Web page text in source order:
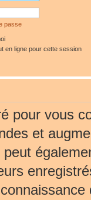
passe
en ligne pour cette session
pour vous
et
peut